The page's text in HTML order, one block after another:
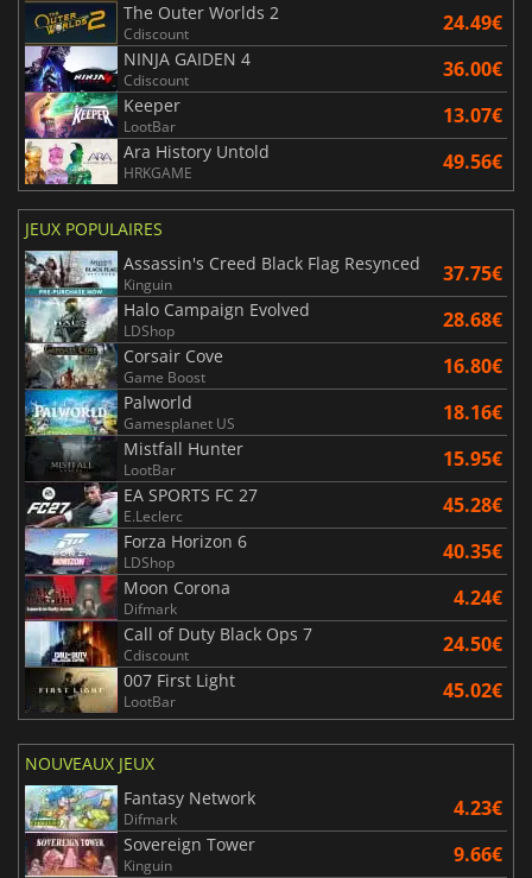
The Outer Worlds 2
Cdiscount 24.49€
NINJA GAIDEN 4
Cdiscount 36.00€
Keeper
LootBar 13.07€
Ara History Untold
HRKGAME 49.56€
JEUX POPULAIRES
Assassin's Creed Black Flag Resynced
Kinguin 37.75€
Halo Campaign Evolved
LDShop 28.68€
Corsair Cove
Game Boost 16.80€
Palworld
Gamesplanet US 18.16€
Mistfall Hunter
LootBar 15.95€
EA SPORTS FC 27
E.Leclerc 45.28€
Forza Horizon 6
LDShop 40.35€
Moon Corona
Difmark 4.24€
Call of Duty Black Ops 7
Cdiscount 24.50€
007 First Light
LootBar 45.02€
NOUVEAUX JEUX
Fantasy Network
Difmark 4.23€
Sovereign Tower
Kinguin 9.66€